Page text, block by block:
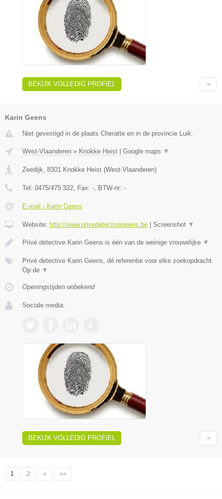
BEKIJK VOLLEDIG PROFIEL
Karin Geens
Niet gevestigd in de plaats Cheratte en in de provincie Luik.
West-Vlaanderen » Knokke Heist Google maps ▼
Zeedijk, 8301 Knokke Heist (West-Vlaanderen)
Tel: 0475/475.322, Fax: -, BTW-nr: -
E-mail › Karin Geens
Website: http://www.privedetectivegeens.be Screenshot ▼
Privé detective Karin Geens is één van de weinige vrouwelijke ▼
Privé detective Karin Geens, dé referentie voor elke zoekopdracht.
Op de ▼
Openingstijden onbekend
Sociale media:
BEKIJK VOLLEDIG PROFIEL
1 2 » »»